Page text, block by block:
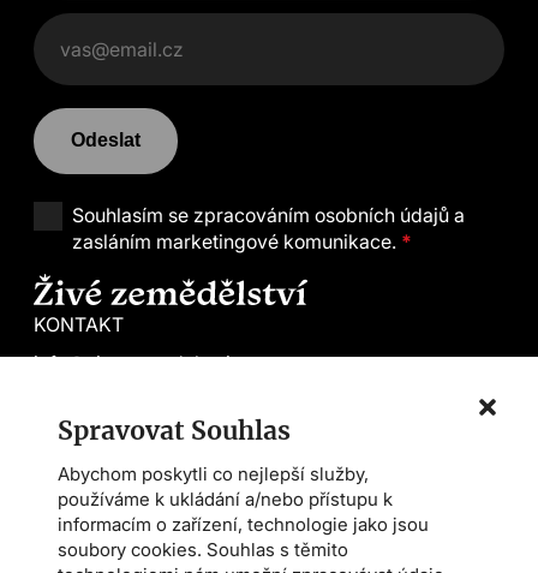
Spravovat Souhlas
Abychom poskytli co nejlepší služby,
používáme k ukládání a/nebo přístupu k
informacím o zařízení, technologie jako jsou
soubory cookies. Souhlas s těmito
KONTAKT
info@zivezemedelstvi.cz
Demeter CS
Farmářská škola
Asociace AMPI
Odeslat
Souhlasím se zpracováním osobních údajů a
zasláním marketingové komunikace. *